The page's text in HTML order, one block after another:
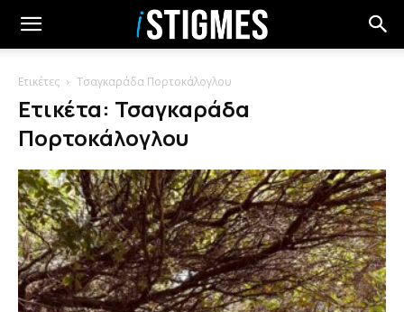
Ετικέτες Τσαγκαράδα Πορτοκάλογλου
Ετικέτα: Τσαγκαράδα
Πορτοκάλογλου